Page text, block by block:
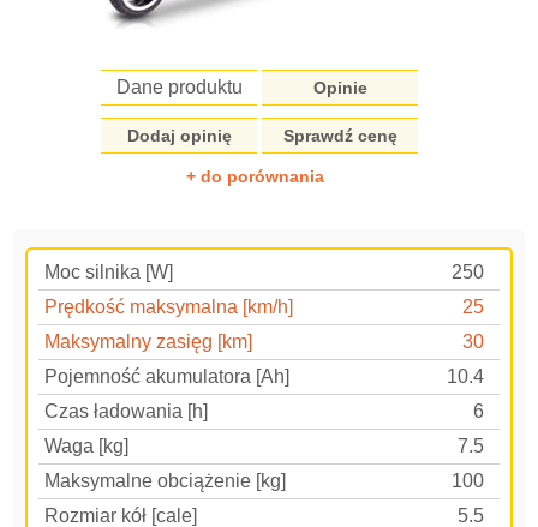
Dane produktu Opinie
Dodaj opinię Sprawdź cenę
+ do porównania
Moc silnika [W]
250
Prędkość maksymalna [km/h]
25
Maksymalny zasięg [km]
30
Pojemność akumulatora [Ah]
10.4
Czas ładowania [h]
6
Waga [kg]
7.5
Maksymalne obciążenie [kg]
100
Rozmiar kół [cale]
5.5